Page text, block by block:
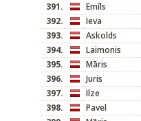
391.
Emīls
392.
Ieva
393.
Askolds
394.
Laimonis
395.
Māris
396.
Juris
397.
Ilze
398.
Pavel